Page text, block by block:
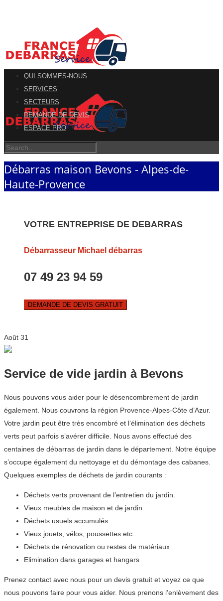
QUI SOMMES-NOUS
SERVICES
SECTEURS
DEMANDE DE DEVIS
ESPACE PRO
Débarras maison Bevons - Alpes-de-
Haute-Provence
VOTRE ENTREPRISE DE DEBARRAS
Débarrasseur Michael débarras
07 49 23 94 59
DEMANDE DE DEVIS GRATUIT
Août 31
Service de vide jardin à Bevons
Nous pouvons vous aider pour le désencombrement de jardin
également. Nous couvrons la région Provence-Alpes-Côte d’Azur.
Votre jardin peut être très encombré et l’élimination des déchets
verts peut parfois s’avérer difficile. Nous avons effectué des
centaines de débarras de jardin dans le département. Notre équipe
s’occupe également du nettoyage et du démontage des cabanes.
Quelques exemples de déchets de jardin courants :
Déchets verts provenant de l’entretien du jardin.
Vieux meubles de maison et de jardin
Déchets usuels accumulés
Vieux jouets, vélos, poussettes etc…
Déchets de rénovation ou restes de matériaux
Elimination dans garages et hangars
Prenez contact avec nous pour un devis gratuit et voyez ce que
nous pouvons faire pour vous aider. Nous prenons l’enlèvement des